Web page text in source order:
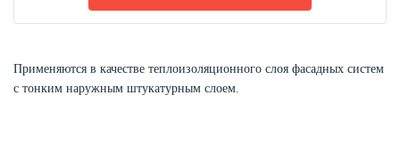
Применяются в качестве теплоизоляционного слоя фасадных систем
с тонким наружным штукатурным слоем.